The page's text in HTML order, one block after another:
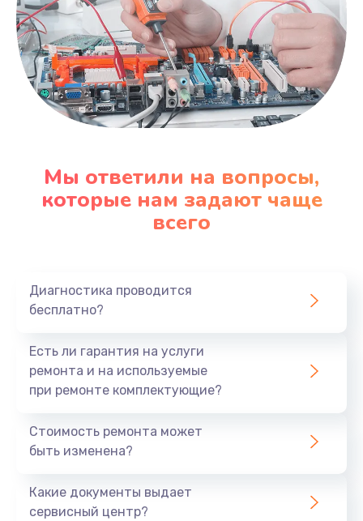
Мы ответили на вопросы,
которые нам задают чаще
всего
Диагностика проводится
бесплатно?
Есть ли гарантия на услуги
ремонта и на используемые
при ремонте комплектующие?
Стоимость ремонта может
быть изменена?
Какие документы выдает
сервисный центр?